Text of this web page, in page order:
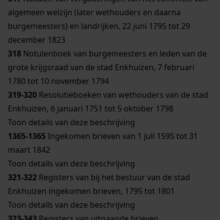
algemeen welzijn (later wethouders en daarna
burgemeesters) en landrijken, 22 juni 1795 tot 29
december 1823
318 Notulenboek van burgemeesters en leden van de
grote krijgsraad van de stad Enkhuizen, 7 februari
1780 tot 10 november 1794
319-320 Resolutieboeken van wethouders van de stad
Enkhuizen, 6 januari 1751 tot 5 oktober 1798
Toon details van deze beschrijving
1365-1365 Ingekomen brieven van 1 juli 1595 tot 31
maart 1842
Toon details van deze beschrijving
321-322 Registers van bij het bestuur van de stad
Enkhuizen ingekomen brieven, 1795 tot 1801
Toon details van deze beschrijving